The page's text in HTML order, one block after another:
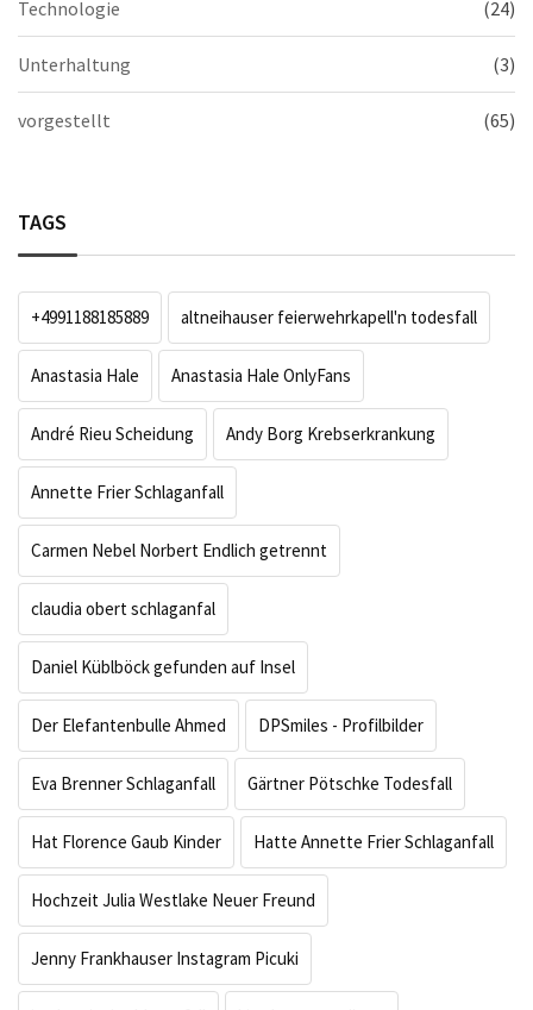
Technologie (24)
Unterhaltung (3)
vorgestellt (65)
TAGS
+4991188185889 altneihauser feierwehrkapell'n todesfall
Anastasia Hale Anastasia Hale OnlyFans
André Rieu Scheidung Andy Borg Krebserkrankung
Annette Frier Schlaganfall
Carmen Nebel Norbert Endlich getrennt
claudia obert schlaganfal
Daniel Küblböck gefunden auf Insel
Der Elefantenbulle Ahmed DPSmiles - Profilbilder
Eva Brenner Schlaganfall Gärtner Pötschke Todesfall
Hat Florence Gaub Kinder Hatte Annette Frier Schlaganfall
Hochzeit Julia Westlake Neuer Freund
Jenny Frankhauser Instagram Picuki